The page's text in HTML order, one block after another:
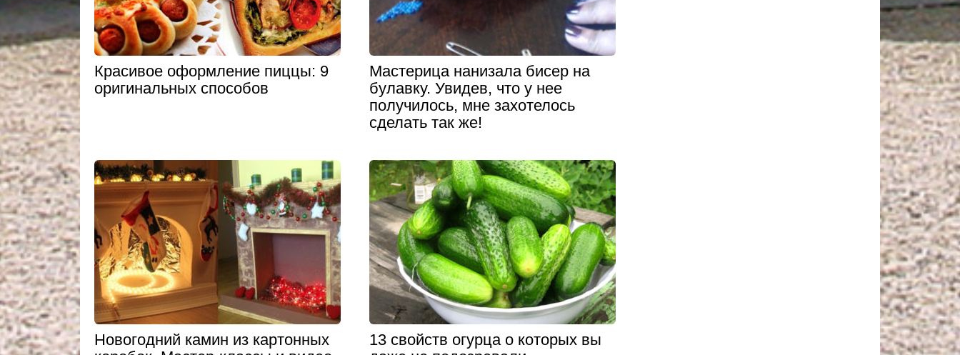
Красивое оформление пиццы: 9
оригинальных способов
Мастерица нанизала бисер на
булавку. Увидев, что у нее
получилось, мне захотелось
сделать так же!
Новогодний камин из картонных
13 свойств огурца о которых вы